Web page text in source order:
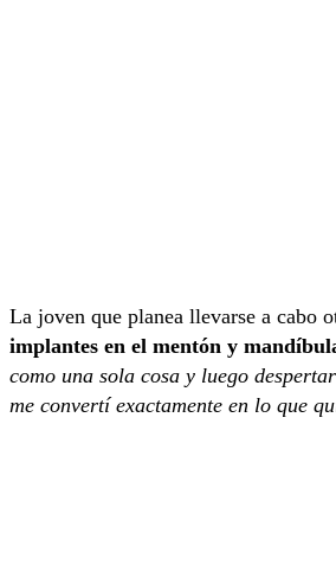
La joven que planea llevarse a cabo
implantes en el mentón y
como una sola cosa y luego
me convertí exactamente en lo que